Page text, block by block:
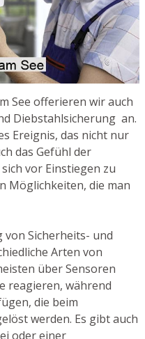
See offerieren wir auch
Diebstahlsicherung an.
Ereignis, das nicht nur
das Gefühl der
vor Einstiegen zu
Möglichkeiten, die man
von Sicherheits- und
Arten von
über Sensoren
reagieren, während
die beim
werden. Es gibt auch
oder einer